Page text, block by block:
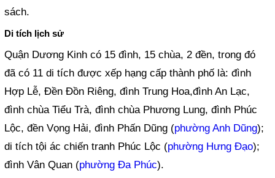
sách.
Di tích lịch sử
Quận Dương Kinh có 15 đình, 15 chùa, 2 đền, trong đó
đã có 11 di tích được xếp hạng cấp thành phố là: đình
Hợp Lễ, Đền Đồn Riêng, đình Trung Hoa,đình An Lạc,
đình chùa Tiểu Trà, đình chùa Phương Lung, đình Phúc
Lộc, đền Vọng Hải, đình Phấn Dũng (phường Anh Dũng);
di tích tội ác chiến tranh Phúc Lộc (phường Hưng Đạo);
đình Vân Quan (phường Đa Phúc).